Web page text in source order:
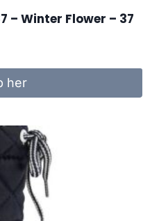
– Winter Flower – 37
her